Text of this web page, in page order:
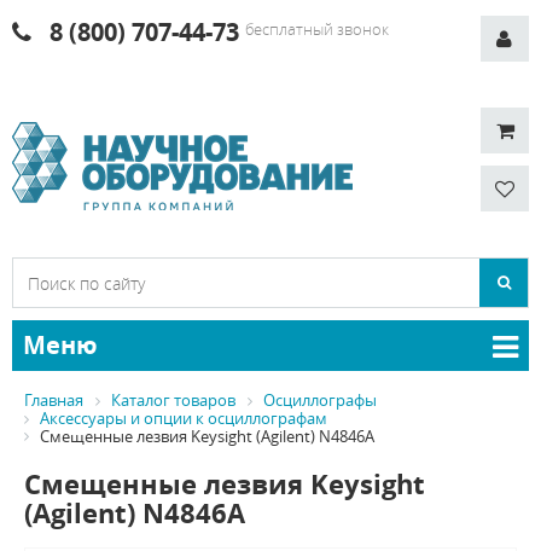
8 (800) 707-44-73 бесплатный звонок
Меню
Главная Каталог товаров
Осциллографы
Аксессуары и опции к осциллографам
Смещенные лезвия Keysight (Agilent) N4846A
Смещенные лезвия Keysight
(Agilent) N4846A